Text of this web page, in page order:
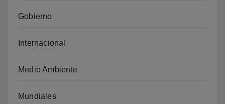
Gobierno
Internacional
Medio Ambiente
Mundiales